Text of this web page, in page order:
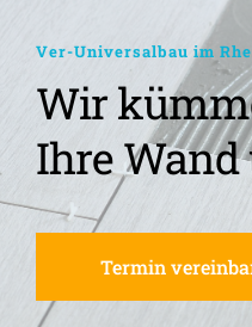
Ver-Universalbau im
Wir
Ihre Wand
Termin